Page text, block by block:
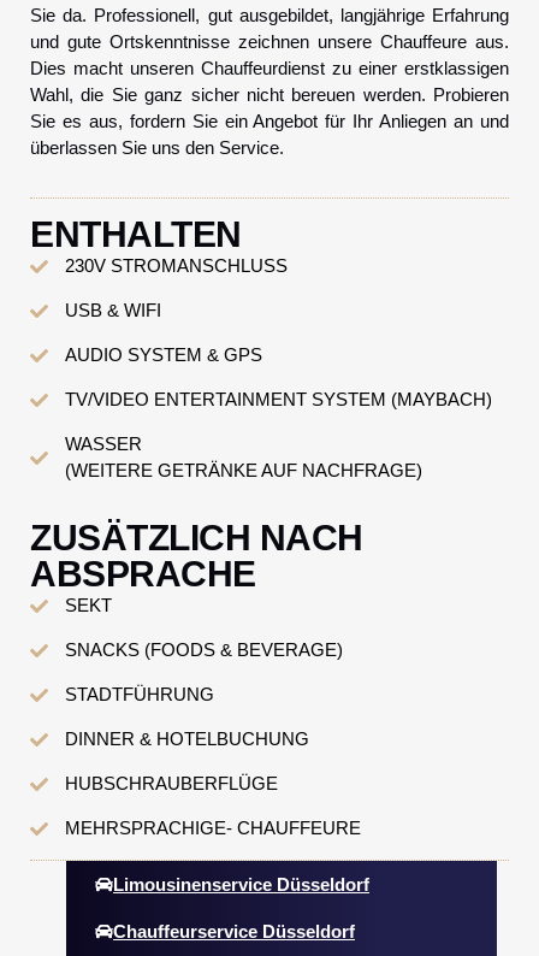
Sie da. Professionell, gut ausgebildet, langjährige Erfahrung
und gute Ortskenntnisse zeichnen unsere Chauffeure aus.
Dies macht unseren Chauffeurdienst zu einer erstklassigen
Wahl, die Sie ganz sicher nicht bereuen werden. Probieren
Sie es aus, fordern Sie ein Angebot für Ihr Anliegen an und
überlassen Sie uns den Service.
ENTHALTEN
230V STROMANSCHLUSS
USB & WIFI
AUDIO SYSTEM & GPS
TV/VIDEO ENTERTAINMENT SYSTEM (MAYBACH)
WASSER
(WEITERE GETRÄNKE AUF NACHFRAGE)
ZUSÄTZLICH NACH
ABSPRACHE
SEKT
SNACKS (FOODS & BEVERAGE)
STADTFÜHRUNG
DINNER & HOTELBUCHUNG
HUBSCHRAUBERFLÜGE
MEHRSPRACHIGE- CHAUFFEURE
Limousinenservice Düsseldorf
Chauffeurservice Düsseldorf